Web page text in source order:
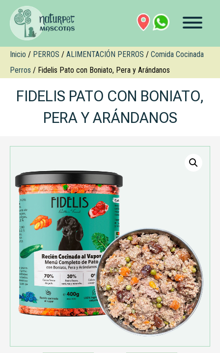
Inicio / PERROS / ALIMENTACIÓN PERROS / Comida Cocinada
Perros / Fidelis Pato con Boniato, Pera y Arándanos
FIDELIS PATO CON BONIATO,
PERA Y ARÁNDANOS